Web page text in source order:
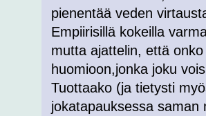
pienentää veden
Empiirisillä kokeilla
mutta ajattelin, että
huomioon,jonka joku
Tuottaako (ja tietysti
jokatapauksessa saman